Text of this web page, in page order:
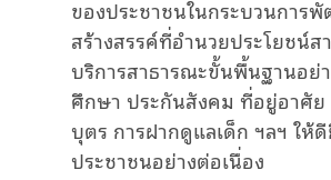
ของประชาชนในกระบวนการ
สร้างสรรค์ที่อำนวยประโยชน์
บริการสาธารณะขั้นพื้นฐานอย่
ศึกษา ประกันสังคม ที่อยู่อาศัย
บุตร การฝากดูแลเด็ก ฯลฯ ใ
ประชาชนอย่างต่อเนื่อง